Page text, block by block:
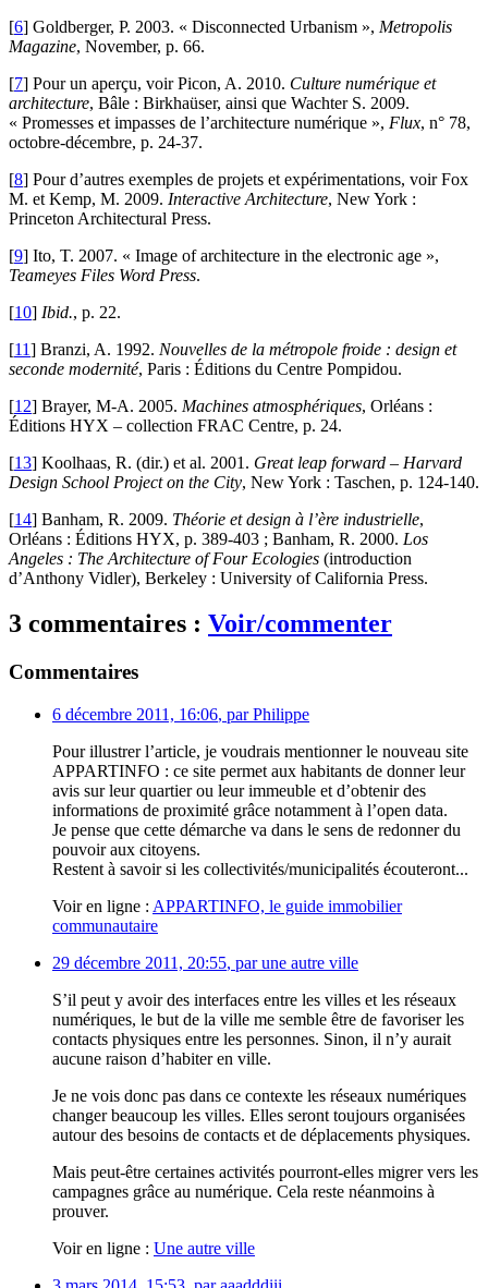
[6] Goldberger, P. 2003. « Disconnected Urbanism », Metropolis
Magazine, November, p. 66.
[7] Pour un aperçu, voir Picon, A. 2010. Culture numérique et
architecture, Bâle : Birkhaüser, ainsi que Wachter S. 2009.
« Promesses et impasses de l’architecture numérique », Flux, n° 78,
octobre-décembre, p. 24-37.
[8] Pour d’autres exemples de projets et expérimentations, voir Fox
M. et Kemp, M. 2009. Interactive Architecture, New York :
Princeton Architectural Press.
[9] Ito, T. 2007. « Image of architecture in the electronic age »,
Teameyes Files Word Press.
[10] Ibid., p. 22.
[11] Branzi, A. 1992. Nouvelles de la métropole froide : design et
seconde modernité, Paris : Éditions du Centre Pompidou.
[12] Brayer, M-A. 2005. Machines atmosphériques, Orléans :
Éditions HYX – collection FRAC Centre, p. 24.
[13] Koolhaas, R. (dir.) et al. 2001. Great leap forward – Harvard
Design School Project on the City, New York : Taschen, p. 124-140.
[14] Banham, R. 2009. Théorie et design à l’ère industrielle,
Orléans : Éditions HYX, p. 389-403 ; Banham, R. 2000. Los
Angeles : The Architecture of Four Ecologies (introduction
d’Anthony Vidler), Berkeley : University of California Press.
3 commentaires : Voir/commenter
Commentaires
6 décembre 2011, 16:06, parPhilippe
Pour illustrer l’article, je voudrais mentionner le nouveau site
APPARTINFO : ce site permet aux habitants de donner leur
avis sur leur quartier ou leur immeuble et d’obtenir des
informations de proximité grâce notamment à l’open data.
Je pense que cette démarche va dans le sens de redonner du
pouvoir aux citoyens.
Restent à savoir si les collectivités/municipalités écouteront...
Voir en ligne : APPARTINFO, le guide immobilier
communautaire
29 décembre 2011, 20:55, parune autre ville
S’il peut y avoir des interfaces entre les villes et les réseaux
numériques, le but de la ville me semble être de favoriser les
contacts physiques entre les personnes. Sinon, il n’y aurait
aucune raison d’habiter en ville.
Je ne vois donc pas dans ce contexte les réseaux numériques
changer beaucoup les villes. Elles seront toujours organisées
autour des besoins de contacts et de déplacements physiques.
Mais peut-être certaines activités pourront-elles migrer vers les
campagnes grâce au numérique. Cela reste néanmoins à
prouver.
Voir en ligne : Une autre ville